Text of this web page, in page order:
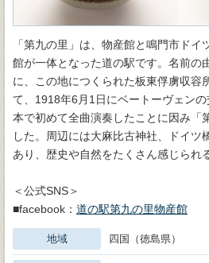
「第九の里」は、物産館と鳴門市ド
館が一体となった道の駅です。名前の
に、この地につくられた板東俘虜収容
て、1918年6月1日にベートーヴェン
本で初めて全曲演奏したことに因み「
した。周辺には大麻比古神社、ドイツ
あり、歴史や自然をたくさん感じられ
＜公式SNS＞
■facebook： 道の駅第九の里物産館
地域 四国（徳島県）